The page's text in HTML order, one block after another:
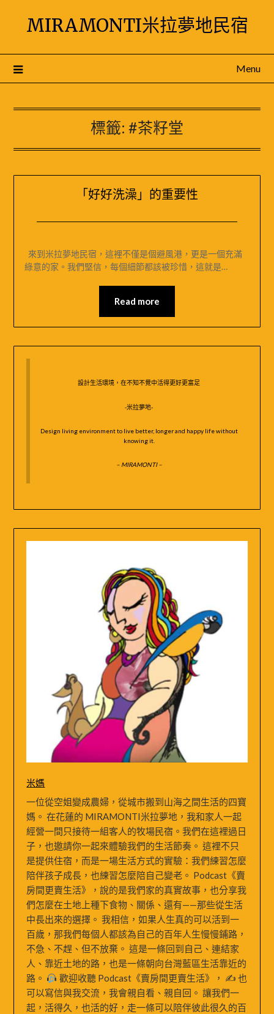
MIRAMONTI米拉夢地民宿
Menu
標籤: #茶籽堂
「好好洗澡」的重要性
2024-
12-
04
媽
｜
MIRAMONTI
米
拉
地
來到米拉夢地民宿，這裡不僅是個避風港，更是一個充滿
綠意的家。我們堅信，每個細節都該被珍惜，這就是…
Read more
設計生活環境，在不知不覺中活得更好更富足
-米拉夢地-
Design living environment to live better, longer and happy life without
knowing it.
– MIRAMONTI –
米媽
一位從空姐變成農婦，從城市搬到山海之間生活的四寶
媽。 在花蓮的 MIRAMONTI米拉夢地，我和家人一起
經營一間只接待一組客人的牧場民宿。我們在這裡過日
子，也邀請你一起來體驗我們的生活節奏。 這裡不只
是提供住宿，而是一場生活方式的實驗：我們練習怎麼
陪伴孩子成長，也練習怎麼陪自己變老。 Podcast《賣
房間更賣生活》，說的是我們家的真實故事，也分享我
們怎麼在土地上種下食物、關係、還有——那些從生活
中長出來的選擇。 我相信，如果人生真的可以活到一
百歲，那我們每個人都該為自己的百年人生慢慢鋪路，
不急、不趕、但不放棄。 這是一條回到自己、連結家
人、靠近土地的路，也是一條朝向台灣藍區生活靠近的
路。
歡迎收聽 Podcast《賣房間更賣生活》， ✍ 也
可以寫信與我交流，我會親自看、親自回。 讓我們一
起，活得久，也活的好，走一條可以陪伴彼此很久的百